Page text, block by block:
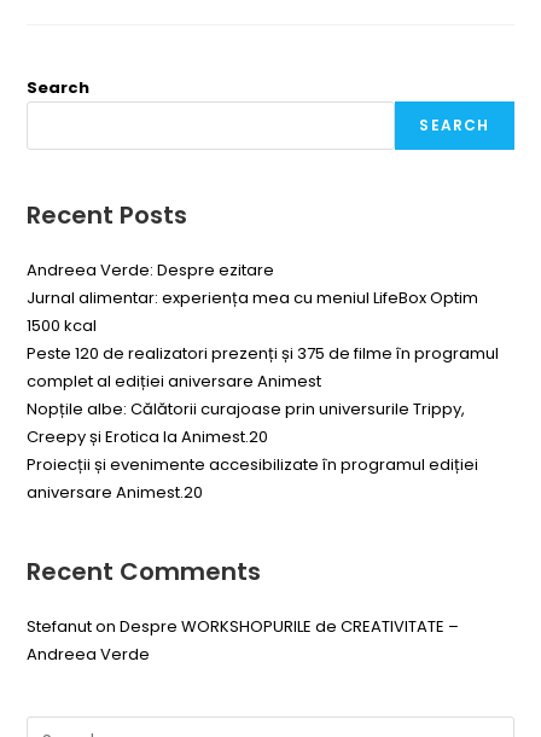
Search
SEARCH
Recent Posts
Andreea Verde: Despre ezitare
Jurnal alimentar: experiența mea cu meniul LifeBox Optim
1500 kcal
Peste 120 de realizatori prezenți și 375 de filme în programul
complet al ediției aniversare Animest
Nopțile albe: Călătorii curajoase prin universurile Trippy,
Creepy și Erotica la Animest.20
Proiecții și evenimente accesibilizate în programul ediției
aniversare Animest.20
Recent Comments
StefanutonDespre WORKSHOPURILE de CREATIVITATE –
Andreea Verde